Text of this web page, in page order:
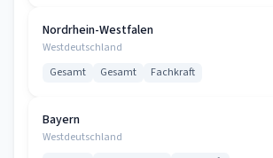
Nordrhein-Westfalen
Westdeutschland
Gesamt Gesamt Fachkraft
Bayern
Westdeutschland